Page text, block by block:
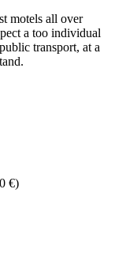
motels all over
a too individual
transport, at a
€)